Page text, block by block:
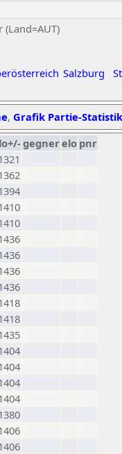
Salzburg
, Grafik Partie-Statistik
gegnerelo pnr